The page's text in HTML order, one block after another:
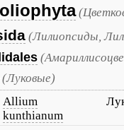
(Лилиопсиды,
(Луковые)
Allium
kunthianum